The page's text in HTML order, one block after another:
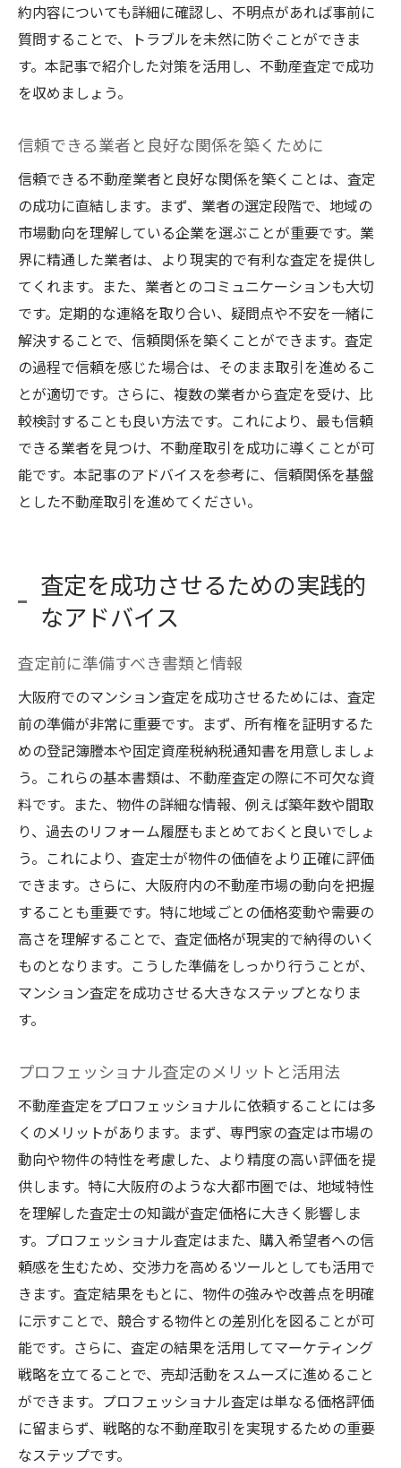
約内容についても詳細に確認し、不明点があれば事前に
質問することで、トラブルを未然に防ぐことができま
す。本記事で紹介した対策を活用し、不動産査定で成功
を収めましょう。
信頼できる業者と良好な関係を築くために
信頼できる不動産業者と良好な関係を築くことは、査定
の成功に直結します。まず、業者の選定段階で、地域の
市場動向を理解している企業を選ぶことが重要です。業
界に精通した業者は、より現実的で有利な査定を提供し
てくれます。また、業者とのコミュニケーションも大切
です。定期的な連絡を取り合い、疑問点や不安を一緒に
解決することで、信頼関係を築くことができます。査定
の過程で信頼を感じた場合は、そのまま取引を進めるこ
とが適切です。さらに、複数の業者から査定を受け、比
較検討することも良い方法です。これにより、最も信頼
できる業者を見つけ、不動産取引を成功に導くことが可
能です。本記事のアドバイスを参考に、信頼関係を基盤
とした不動産取引を進めてください。
査定を成功させるための実践的
なアドバイス
査定前に準備すべき書類と情報
大阪府でのマンション査定を成功させるためには、査定
前の準備が非常に重要です。まず、所有権を証明するた
めの登記簿謄本や固定資産税納税通知書を用意しましょ
う。これらの基本書類は、不動産査定の際に不可欠な資
料です。また、物件の詳細な情報、例えば築年数や間取
り、過去のリフォーム履歴もまとめておくと良いでしょ
う。これにより、査定士が物件の価値をより正確に評価
できます。さらに、大阪府内の不動産市場の動向を把握
することも重要です。特に地域ごとの価格変動や需要の
高さを理解することで、査定価格が現実的で納得のいく
ものとなります。こうした準備をしっかり行うことが、
マンション査定を成功させる大きなステップとなりま
す。
プロフェッショナル査定のメリットと活用法
不動産査定をプロフェッショナルに依頼することには多
くのメリットがあります。まず、専門家の査定は市場の
動向や物件の特性を考慮した、より精度の高い評価を提
供します。特に大阪府のような大都市圏では、地域特性
を理解した査定士の知識が査定価格に大きく影響しま
す。プロフェッショナル査定はまた、購入希望者への信
頼感を生むため、交渉力を高めるツールとしても活用で
きます。査定結果をもとに、物件の強みや改善点を明確
に示すことで、競合する物件との差別化を図ることが可
能です。さらに、査定の結果を活用してマーケティング
戦略を立てることで、売却活動をスムーズに進めること
ができます。プロフェッショナル査定は単なる価格評価
に留まらず、戦略的な不動産取引を実現するための重要
なステップです。